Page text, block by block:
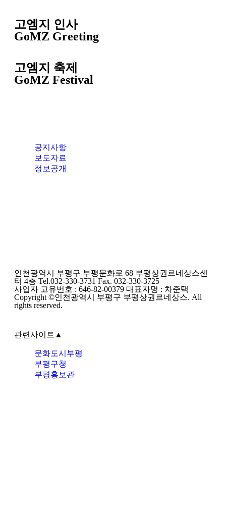
고엠지 인사
GoMZ Greeting
고엠지 축제
GoMZ Festival
공지사항
보도자료
정보공개
인천광역시 부평구 부평문화로 68 부평상권르네상스센
터 4층 Tel.032-330-3731 Fax. 032-330-3725
사업자 고유번호 : 646-82-00379 대표자명 : 차준택
Copyright ©인천광역시 부평구 부평상권르네상스. All
rights reserved.
관련사이트 ▲
문화도시부평
부평구청
부평홍보관